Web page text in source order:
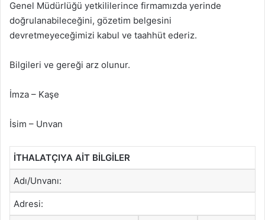
Genel Müdürlüğü yetkililerince firmamızda yerinde
doğrulanabileceğini, gözetim belgesini
devretmeyeceğimizi kabul ve taahhüt ederiz.
Bilgileri ve gereği arz olunur.
İmza – Kaşe
İsim – Unvan
İTHALATÇIYA AİT BİLGİLER
Adı/Unvanı:
Adresi: